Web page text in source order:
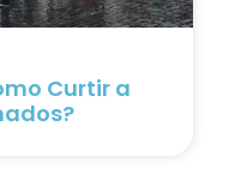
Curtir a